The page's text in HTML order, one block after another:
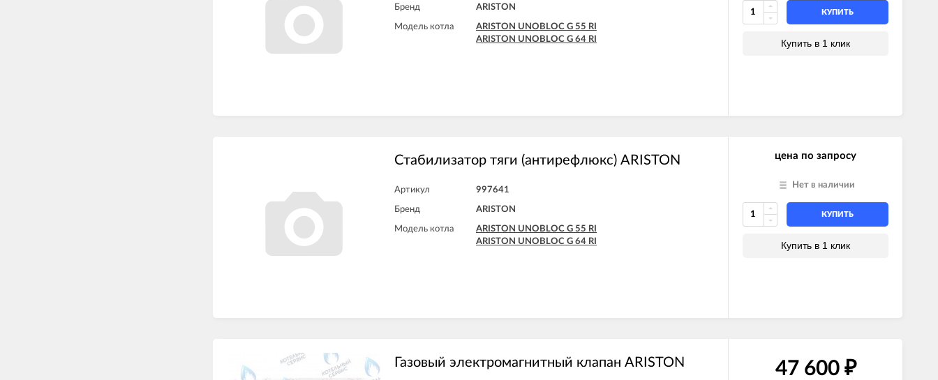
Бренд ARISTON
Модель котла
ARISTON UNOBLOC G 55 RI
ARISTON UNOBLOC G 64 RI
КУПИТЬ
Купить в 1 клик
Стабилизатор тяги (антирефлюкс) ARISTON
Артикул 997641
Бренд ARISTON
Модель котла
ARISTON UNOBLOC G 55 RI
ARISTON UNOBLOC G 64 RI
цена по запросу
Нет в наличии
КУПИТЬ
Купить в 1 клик
Газовый электромагнитный клапан ARISTON 47 600 ₽